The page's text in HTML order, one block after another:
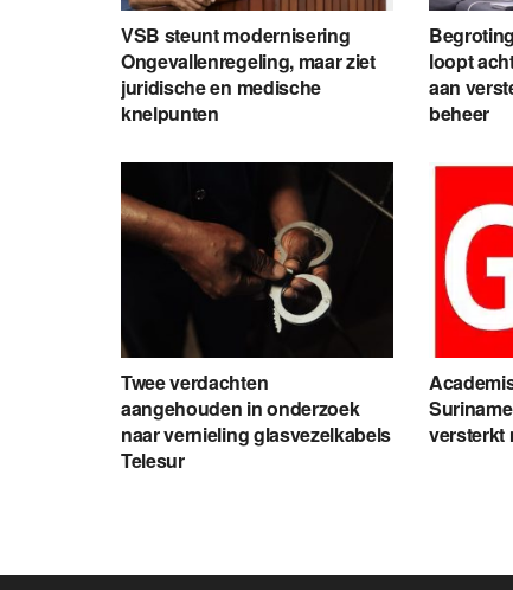
VSB steunt modernisering
Ongevallenregeling, maar ziet
juridische en medische
knelpunten
loopt
aan
beheer
Twee verdachten
aangehouden in onderzoek
naar vernieling glasvezelkabels
Telesur
versterkt